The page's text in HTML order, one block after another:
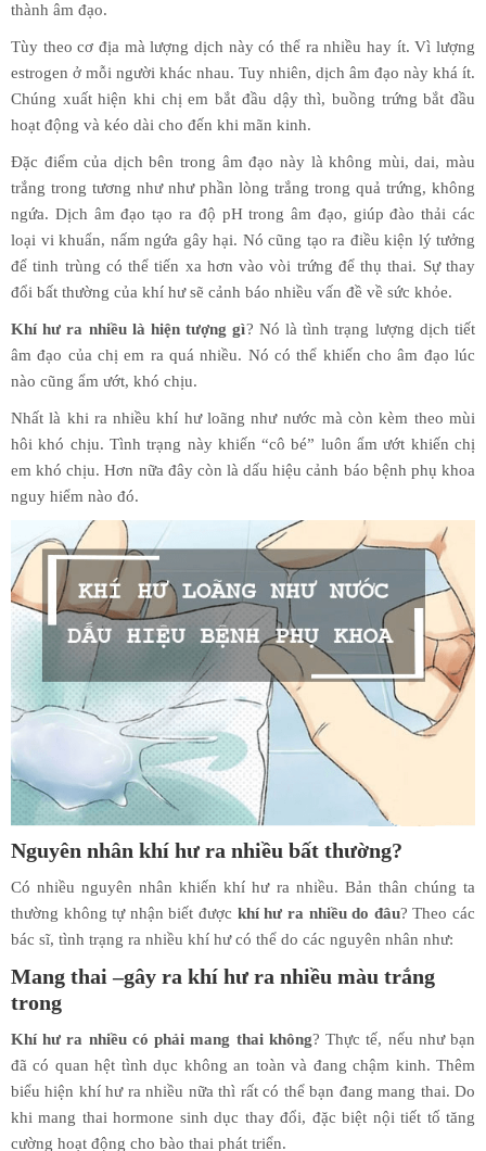
thành âm đạo.
Tùy theo cơ địa mà lượng dịch này có thể ra nhiều hay ít. Vì lượng
estrogen ở mỗi người khác nhau. Tuy nhiên, dịch âm đạo này khá ít.
Chúng xuất hiện khi chị em bắt đầu dậy thì, buồng trứng bắt đầu
hoạt động và kéo dài cho đến khi mãn kinh.
Đặc điểm của dịch bên trong âm đạo này là không mùi, dai, màu
trắng trong tương như như phần lòng trắng trong quả trứng, không
ngứa. Dịch âm đạo tạo ra độ pH trong âm đạo, giúp đào thải các
loại vi khuẩn, nấm ngứa gây hại. Nó cũng tạo ra điều kiện lý tưởng
để tinh trùng có thể tiến xa hơn vào vòi trứng để thụ thai. Sự thay
đổi bất thường của khí hư sẽ cảnh báo nhiều vấn đề về sức khỏe.
Khí hư ra nhiều là hiện tượng gì? Nó là tình trạng lượng dịch tiết
âm đạo của chị em ra quá nhiều. Nó có thể khiến cho âm đạo lúc
nào cũng ẩm ướt, khó chịu.
Nhất là khi ra nhiều khí hư loãng như nước mà còn kèm theo mùi
hôi khó chịu. Tình trạng này khiến “cô bé” luôn ẩm ướt khiến chị
em khó chịu. Hơn nữa đây còn là dấu hiệu cảnh báo bệnh phụ khoa
nguy hiểm nào đó.
Nguyên nhân khí hư ra nhiều bất thường?
Có nhiều nguyên nhân khiến khí hư ra nhiều. Bản thân chúng ta
thường không tự nhận biết được khí hư ra nhiều do đâu? Theo các
bác sĩ, tình trạng ra nhiều khí hư có thể do các nguyên nhân như:
Mang thai –gây ra khí hư ra nhiều màu trắng
trong
Khí hư ra nhiều có phải mang thai không? Thực tế, nếu như bạn
đã có quan hệt tình dục không an toàn và đang chậm kinh. Thêm
biểu hiện khí hư ra nhiều nữa thì rất có thể bạn đang mang thai. Do
khi mang thai hormone sinh dục thay đổi, đặc biệt nội tiết tố tăng
cường hoạt động cho bào thai phát triển.